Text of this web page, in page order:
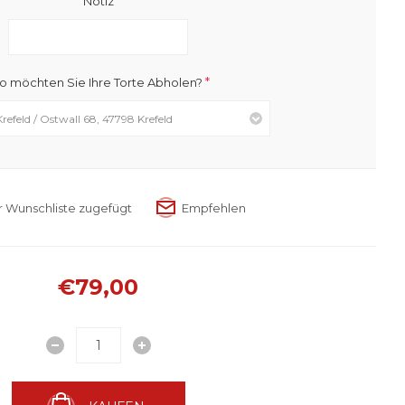
möchten Sie Ihre Torte Abholen? *
€79,00